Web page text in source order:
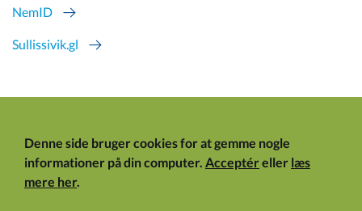
NemID
Sullissivik.gl
Denne side bruger cookies for at gemme nogle
informationer på din computer. Acceptéreller læs
mere her.